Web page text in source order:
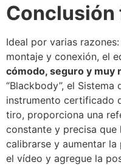
Conclusión
Ideal por varias
montaje y conexión, el
cómodo, seguro y muy
“Blackbody”, el
instrumento certificado
tiro, proporciona una
constante y precisa
calibrarse y aumentar
el vídeo y agregue la